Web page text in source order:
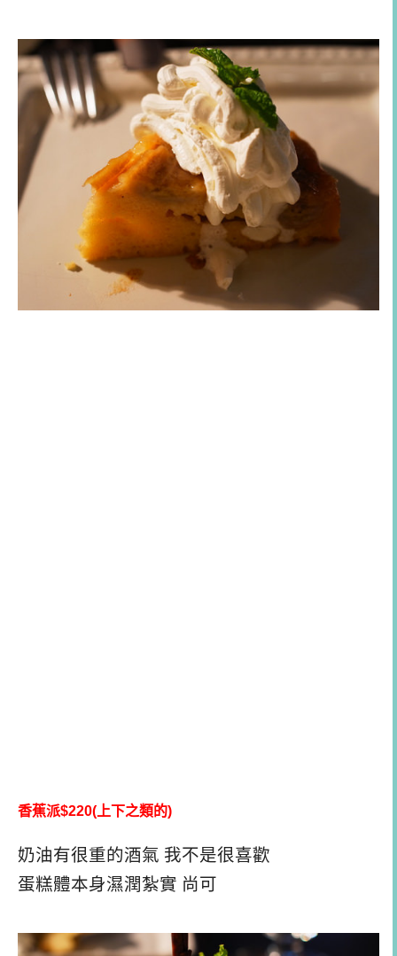
香蕉派$220(上下之類的)
奶油有很重的酒氣 我不是很喜歡
蛋糕體本身濕潤紮實 尚可